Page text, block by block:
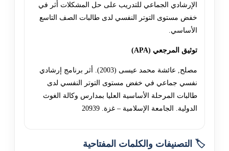
الإرشادي الجماعي للتدريب على حل المشكلات أثر في
خفض مستوى التوتر النفسي لدى طالبات الصف التاسع
الأساسي.
توثيق المرجعي (APA)
مصلح, عائشة محمد عيسى (2003). أثر برنامج إرشادي
نفسي جماعي في خفض مستوى التوتر النفسي لدى
طالبات المرحلة الأساسية العليا بمدارس وكالة الغوث
الدولية. الجامعة الإسلامية – غزة. 20939
🏷️ التصنيفات والكلمات المفتاحية